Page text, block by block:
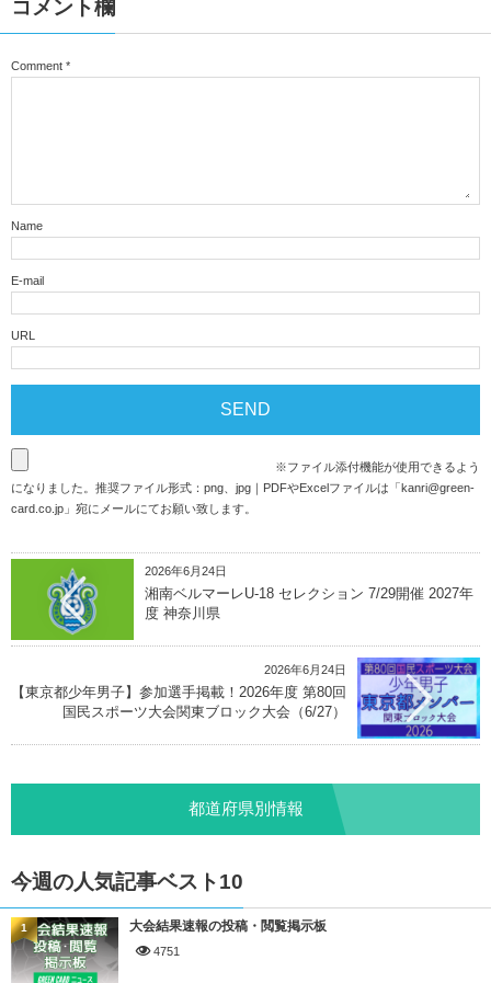
コメント欄
Comment *
Name
E-mail
URL
※ファイル添付機能が使用できるよう
になりました。推奨ファイル形式：png、jpg｜PDFやExcelファイルは「kanri@green-
card.co.jp 」宛にメールにてお願い致します。
2026年6月24日
湘南ベルマーレU-18 セレクション 7/29開催 2027年
度 神奈川県
2026年6月24日
【東京都少年男子】参加選手掲載！2026年度 第80回
国民スポーツ大会関東ブロック大会（6/27）
都道府県別情報
今週の人気記事ベスト10
大会結果速報の投稿・閲覧掲示板
4751
1